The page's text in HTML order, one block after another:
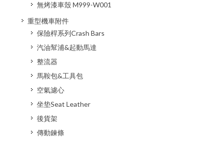
無烤漆車殼 M999-W001
重型機車附件
保險桿系列Crash Bars
汽油幫浦&起動馬達
整流器
馬鞍包&工具包
空氣濾心
坐垫Seat Leather
後貨架
傳動鍊條